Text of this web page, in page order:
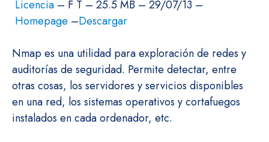
Licencia – F T – 25.5 MB – 29/07/13 –
Homepage –Descargar
Nmap es una utilidad para exploración de redes y
auditorías de seguridad. Permite detectar, entre
otras cosas, los servidores y servicios disponibles
en una red, los sistemas operativos y cortafuegos
instalados en cada ordenador, etc.